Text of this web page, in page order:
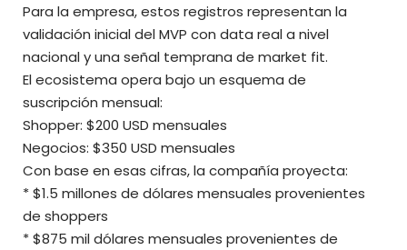
Para la empresa, estos registros representan la
validación inicial del MVP con data real a nivel
nacional y una señal temprana de market fit.
El ecosistema opera bajo un esquema de
suscripción mensual:
Shopper: $200 USD mensuales
Negocios: $350 USD mensuales
Con base en esas cifras, la compañía proyecta:
* $1.5 millones de dólares mensuales provenientes
de shoppers
* $875 mil dólares mensuales provenientes de